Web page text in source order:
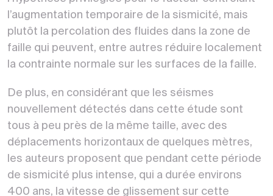
l’augmentation temporaire de la sismicité, mais
plutôt la percolation des fluides dans la zone de
faille qui peuvent, entre autres réduire localement
la contrainte normale sur les surfaces de la faille.
De plus, en considérant que les séismes
nouvellement détectés dans cette étude sont
tous à peu près de la même taille, avec des
déplacements horizontaux de quelques mètres,
les auteurs proposent que pendant cette période
de sismicité plus intense, qui a durée environs
400 ans, la vitesse de glissement sur cette